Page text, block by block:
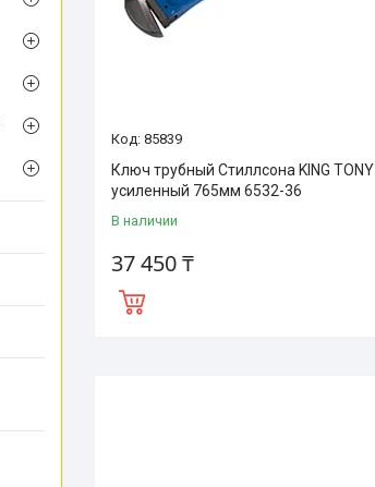
85839
Ключ трубный Стиллсона KING TONY
усиленный 765мм 6532-36
В наличии
37 450 ₸